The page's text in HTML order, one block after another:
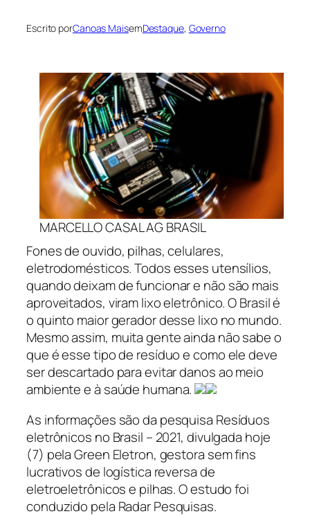
Escrito porCanoas MaisemDestaque, Governo
MARCELLO CASAL AG BRASIL
Fones de ouvido, pilhas, celulares,
eletrodomésticos. Todos esses utensílios,
quando deixam de funcionar e não são mais
aproveitados, viram lixo eletrônico. O Brasil é
o quinto maior gerador desse lixo no mundo.
Mesmo assim, muita gente ainda não sabe o
que é esse tipo de resíduo e como ele deve
ser descartado para evitar danos ao meio
ambiente e à saúde humana.
As informações são da pesquisa Resíduos
eletrônicos no Brasil – 2021, divulgada hoje
(7) pela Green Eletron, gestora sem fins
lucrativos de logística reversa de
eletroeletrônicos e pilhas. O estudo foi
conduzido pela Radar Pesquisas.